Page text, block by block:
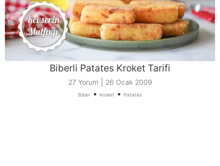
Biberli Patates Kroket Tarifi
27 Yorum 26 Ocak 2009
Biber • kroket • Patates